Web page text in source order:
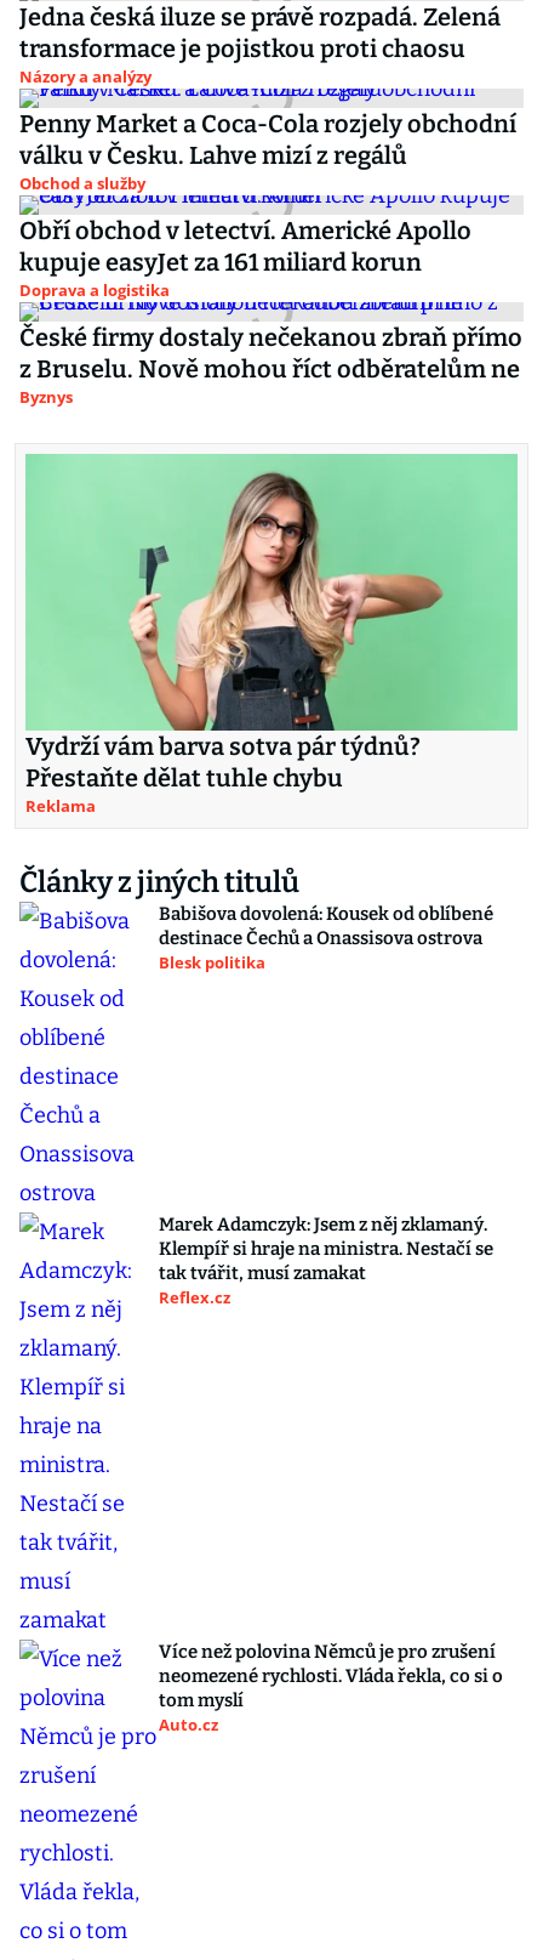
Jedna česká iluze se právě rozpadá. Zelená
transformace je pojistkou proti chaosu
Názory a analýzy
Penny Market a Coca-Cola rozjely obchodní
válku v Česku. Lahve mizí z regálů
Obchod a služby
Obří obchod v letectví. Americké Apollo
kupuje easyJet za 161 miliard korun
Doprava a logistika
České firmy dostaly nečekanou zbraň přímo
z Bruselu. Nově mohou říct odběratelům ne
Byznys
Vydrží vám barva sotva pár týdnů?
Přestaňte dělat tuhle chybu
Reklama
Články z jiných titulů
Babišova dovolená: Kousek od oblíbené
destinace Čechů a Onassisova ostrova
Blesk politika
Marek Adamczyk: Jsem z něj zklamaný.
Klempíř si hraje na ministra. Nestačí se
tak tvářit, musí zamakat
Reflex.cz
Více než polovina Němců je pro zrušení
neomezené rychlosti. Vláda řekla, co si o
tom myslí
Auto.cz